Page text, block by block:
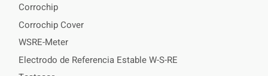
Corrochip
Corrochip Cover
WSRE-Meter
Electrodo de Referencia Estable W-S-RE